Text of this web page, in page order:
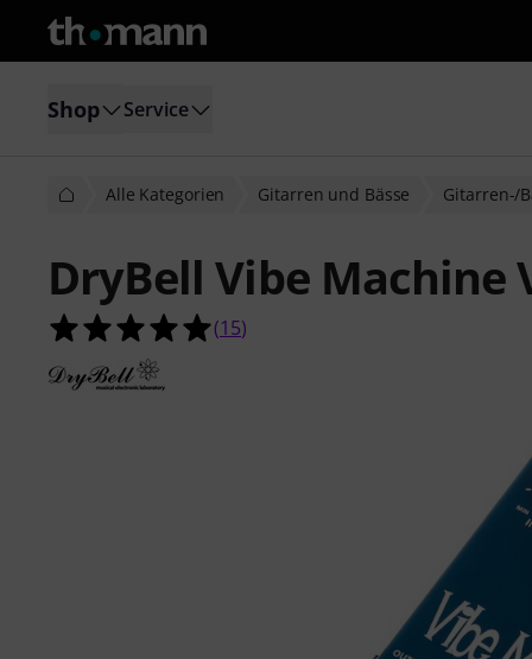
Shop Service
Alle Kategorien Gitarren und Bässe Gitarren-/
DryBell Vibe Machine
4.9 von 5 Sternen aus 15
(15)